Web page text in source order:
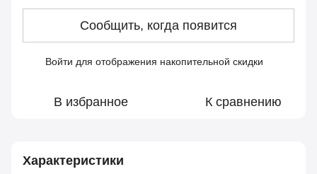
Сообщить, когда появится
Войти для отображения накопительной скидки
В избранное К сравнению
Характеристики